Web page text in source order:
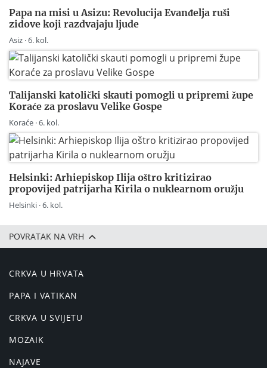
Papa na misi u Asizu: Revolucija Evanđelja ruši
zidove koji razdvajaju ljude
Asiz · 6. kol.
Talijanski katolički skauti pomogli u pripremi župe
Koraće za proslavu Velike Gospe
Koraće · 6. kol.
Helsinki: Arhiepiskop Ilija oštro kritizirao
propovijed patrijarha Kirila o nuklearnom oružju
Helsinki · 6. kol.
POVRATAK NA VRH
CRKVA U HRVATA
PAPA I VATIKAN
CRKVA U SVIJETU
MOZAIK
NAJAVE